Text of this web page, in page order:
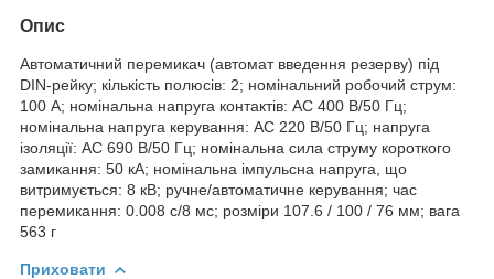
Опис
Автоматичний перемикач (автомат введення резерву) під
DIN-рейку; кількість полюсів: 2; номінальний робочий струм:
100 А; номінальна напруга контактів: АС 400 В/50 Гц;
номінальна напруга керування: АС 220 В/50 Гц; напруга
ізоляції: АС 690 В/50 Гц; номінальна сила струму короткого
замикання: 50 кА; номінальна імпульсна напруга, що
витримується: 8 кВ; ручне/автоматичне керування; час
перемикання: 0.008 с/8 мс; розміри 107.6 / 100 / 76 мм; вага
563 г
Приховати